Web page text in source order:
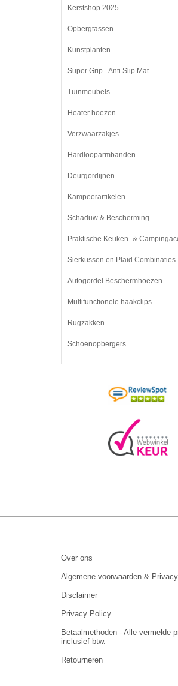
Kerstshop 2025
Opbergtassen
Kunstplanten
Super Grip - Anti Slip Mat
Tuinmeubels
Heater hoezen
Verzwaarzakjes
Hardlooparmbanden
Deurgordijnen
Kampeerartikelen
Schaduw & Bescherming
Praktische Keuken- &
Sierkussen en Plaid Combinaties
Autogordel Beschermhoezen
Multifunctionele haakclips
Rugzakken
Schoenopbergers
Over ons
Algemene voorwaarden &
Disclaimer
Privacy Policy
Betaalmethoden - Alle vermelde
inclusief btw.
Retourneren